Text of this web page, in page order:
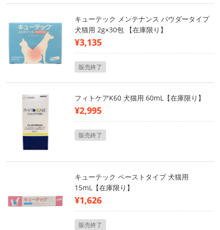
キューテック メンテナンス パウダータイプ
犬猫用 2g×30包 【在庫限り】
¥3,135
販売終了
フィトケアK60 犬猫用 60mL【在庫限り】
¥2,995
販売終了
キューテック ペーストタイプ 犬猫用
15mL【在庫限り】
¥1,626
販売終了